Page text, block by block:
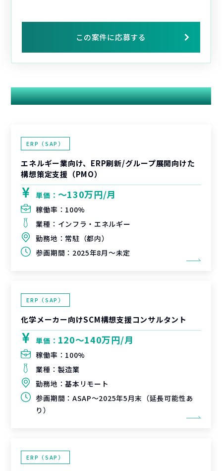
この案件に応募する
関連する案件
ERP（SAP）
エネルギー業向け、ERP刷新/グループ展開向けた
構想策定支援（PMO）
単価： 〜130万円/月
稼働率： 100%
業種： インフラ・エネルギー
勤務地： 常駐（都内）
参画期間： 2025年8月～未定
ERP（SAP）
化学メーカー向けSCM構想支援コンサルタント
単価： 120〜140万円/月
稼働率： 100%
業種： 製造業
勤務地：基本リモート
参画期間： ASAP～2025年5月末（延長可能性あ
り）
ERP（SAP）